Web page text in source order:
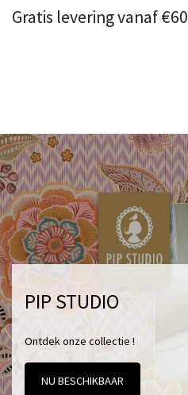
Gratis levering vanaf €60
PIP STUDIO
Ontdek onze collectie !
NU BESCHIKBAAR